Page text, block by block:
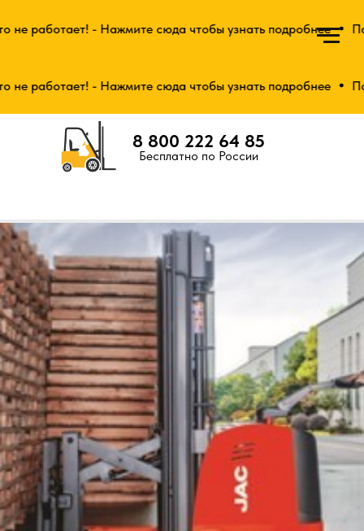
работает! - Нажмите сюда чтобы узнать подробнее
работает! - Нажмите сюда чтобы узнать подробнее
8 800 222 64 85
Бесплатно по России